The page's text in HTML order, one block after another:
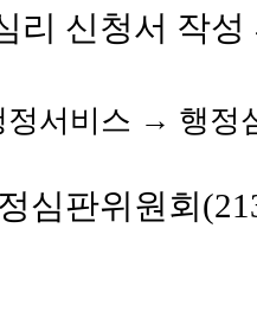
리 신청서 작
정서비스 → 행
심판위원회